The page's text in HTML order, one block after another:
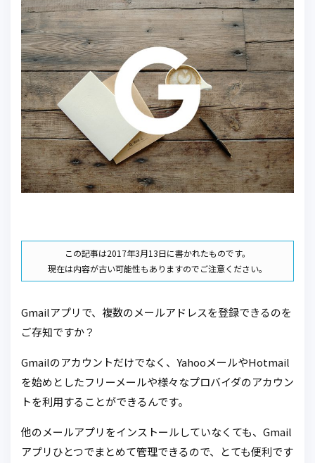
この記事は2017年3月13日に書かれたものです。
現在は内容が古い可能性もありますのでご注意ください。
Gmailアプリで、複数のメールアドレスを登録できるのを
ご存知ですか？
Gmailのアカウントだけでなく、YahooメールやHotmail
を始めとしたフリーメールや様々なプロバイダのアカウン
トを利用することができるんです。
他のメールアプリをインストールしていなくても、Gmail
アプリひとつでまとめて管理できるので、とても便利です